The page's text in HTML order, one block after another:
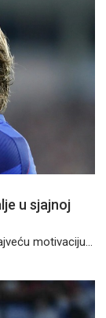
u sjajnoj
motivaciju...